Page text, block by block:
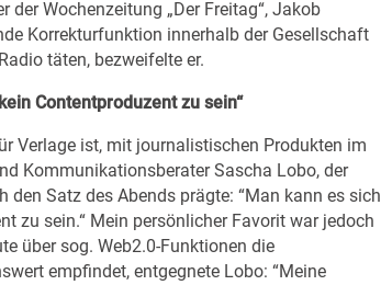
der Wochenzeitung „Der Freitag“, Jakob
Korrekturfunktion innerhalb der Gesellschaft
täten, bezweifelte er.
Contentproduzent zu sein“
Verlage ist, mit journalistischen Produkten im
Kommunikationsberater Sascha Lobo, der
Satz des Abends prägte: “Man kann es sich
zu sein.“ Mein persönlicher Favorit war jedoch
über sog. Web2.0-Funktionen die
empfindet, entgegnete Lobo: “Meine